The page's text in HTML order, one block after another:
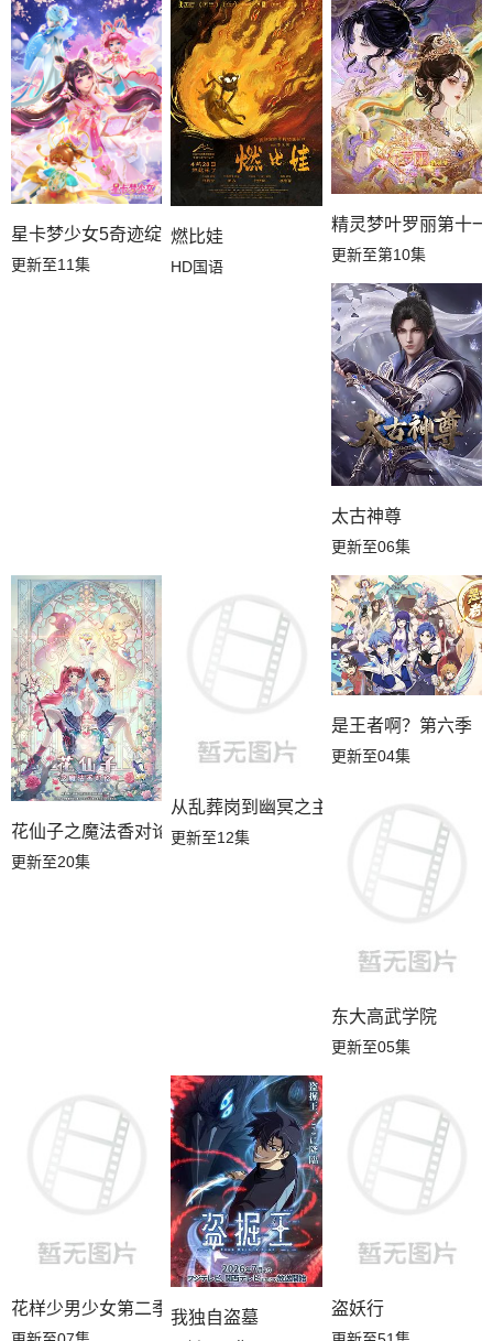
第01集
星卡梦少女5奇迹绽放
更新至11集
燃比娃
HD国语
精灵梦叶罗丽第十
更新至第10集
太古神尊
更新至06集
花仙子之魔法香对论
更新至20集
从乱葬岗到幽冥之主
更新至12集
是王者啊？第六季
更新至04集
东大高武学院
更新至05集
花样少男少女第二季
我独自盗墓
盗妖行